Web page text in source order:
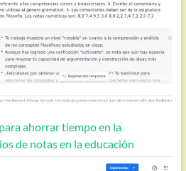
ahorrar tiempo en la
de notas en la educación